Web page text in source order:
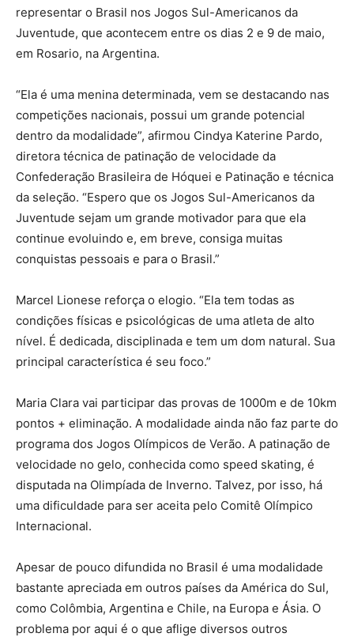
representar o Brasil nos Jogos Sul-Americanos da
Juventude, que acontecem entre os dias 2 e 9 de maio,
em Rosario, na Argentina.
“Ela é uma menina determinada, vem se destacando nas
competições nacionais, possui um grande potencial
dentro da modalidade”, afirmou Cindya Katerine Pardo,
diretora técnica de patinação de velocidade da
Confederação Brasileira de Hóquei e Patinação e técnica
da seleção. “Espero que os Jogos Sul-Americanos da
Juventude sejam um grande motivador para que ela
continue evoluindo e, em breve, consiga muitas
conquistas pessoais e para o Brasil.”
Marcel Lionese reforça o elogio. “Ela tem todas as
condições físicas e psicológicas de uma atleta de alto
nível. É dedicada, disciplinada e tem um dom natural. Sua
principal característica é seu foco.”
Maria Clara vai participar das provas de 1000m e de 10km
pontos + eliminação. A modalidade ainda não faz parte do
programa dos Jogos Olímpicos de Verão. A patinação de
velocidade no gelo, conhecida como speed skating, é
disputada na Olimpíada de Inverno. Talvez, por isso, há
uma dificuldade para ser aceita pelo Comitê Olímpico
Internacional.
Apesar de pouco difundida no Brasil é uma modalidade
bastante apreciada em outros países da América do Sul,
como Colômbia, Argentina e Chile, na Europa e Ásia. O
problema por aqui é o que aflige diversos outros